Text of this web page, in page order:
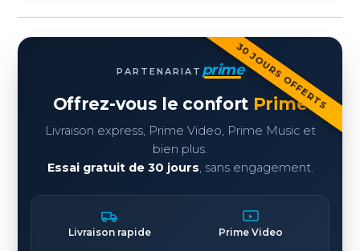
30 JOURS OFFERTS
PARTENARIAT prime
Offrez-vous le confort Prime
Livraison express, Prime Video, Prime Music et
bien plus.
Essai gratuit de 30 jours, sans engagement.
Livraison rapide Prime Video